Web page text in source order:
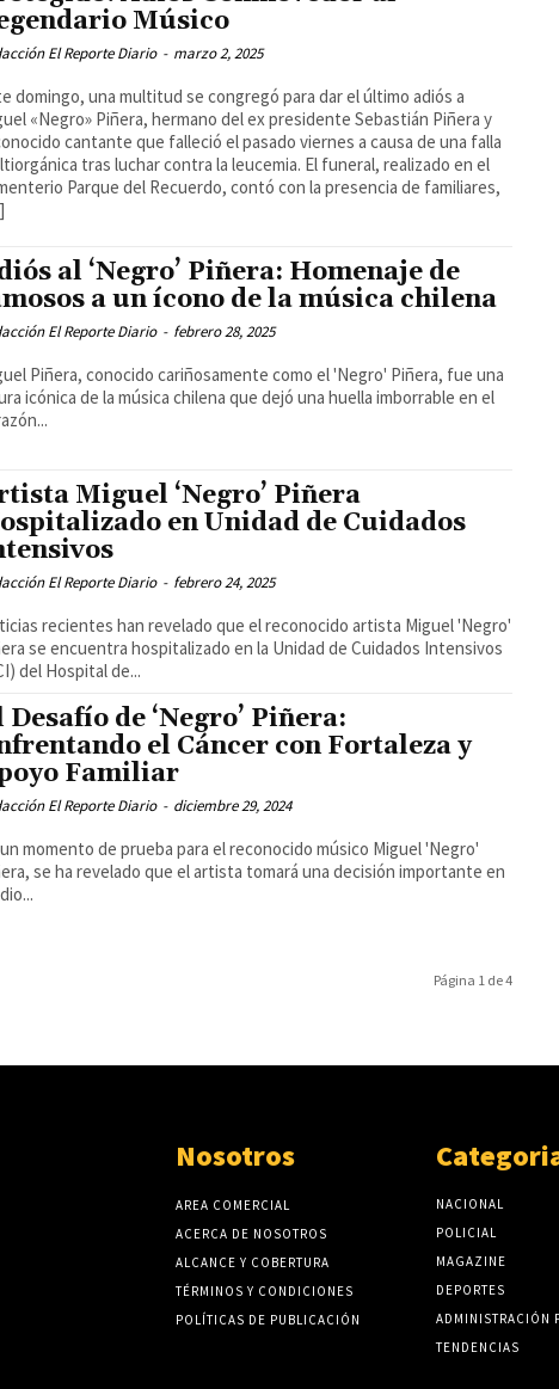
Músico
El Reporte Diario - marzo 2, 2025
domingo, una multitud se congregó para dar el último adiós a
«Negro» Piñera, hermano del ex presidente Sebastián Piñera y
cantante que falleció el pasado viernes a causa de una falla
tras luchar contra la leucemia. El funeral, realizado en el
Parque del Recuerdo, contó con la presencia de familiares,
al ‘Negro’ Piñera: Homenaje de
a un ícono de la música chilena
El Reporte Diario - febrero 28, 2025
Piñera, conocido cariñosamente como el 'Negro' Piñera, fue una
icónica de la música chilena que dejó una huella imborrable en el
Miguel ‘Negro’ Piñera
en Unidad de Cuidados
El Reporte Diario - febrero 24, 2025
recientes han revelado que el reconocido artista Miguel 'Negro'
se encuentra hospitalizado en la Unidad de Cuidados Intensivos
del Hospital de...
Desafío de ‘Negro’ Piñera:
el Cáncer con Fortaleza y
Familiar
El Reporte Diario - diciembre 29, 2024
momento de prueba para el reconocido músico Miguel 'Negro'
se ha revelado que el artista tomará una decisión importante en
Página 1 de 4
Nosotros
AREA COMERCIAL
ACERCA DE NOSOTROS
ALCANCE Y COBERTURA
TÉRMINOS Y CONDICIONES
POLÍTICAS DE PUBLICACIÓN
NACIONAL
POLICIAL
MAGAZINE
DEPORTES
ADMINISTRACIÓN
TENDENCIAS